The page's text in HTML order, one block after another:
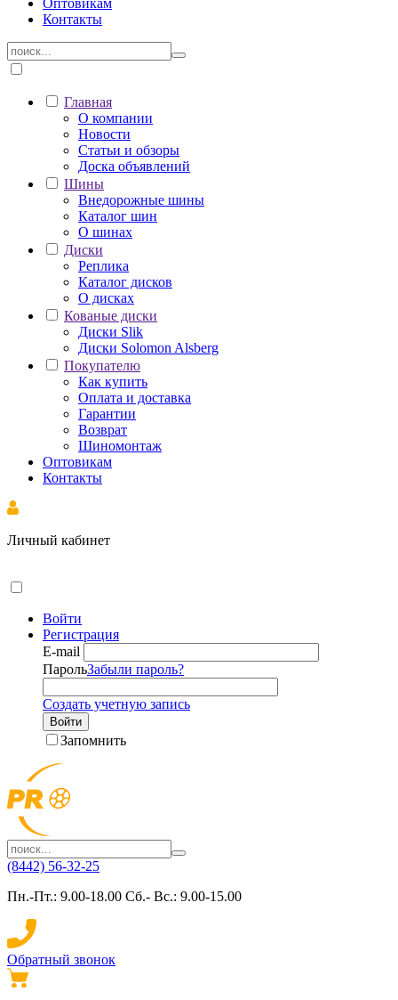
Оптовикам
Контакты
Главная
О компании
Новости
Статьи и обзоры
Доска объявлений
Шины
Внедорожные шины
Каталог шин
О шинах
Диски
Реплика
Каталог дисков
О дисках
Кованые диски
Диски Slik
Диски Solomon Alsberg
Покупателю
Как купить
Оплата и доставка
Гарантии
Возврат
Шиномонтаж
Оптовикам
Контакты
Личный кабинет
Войти
Регистрация
E-mail
ПарольЗабыли пароль?
Создать учетную запись
Войти
Запомнить
(8442) 56-32-25
Пн.-Пт.: 9.00-18.00 Сб.- Вс.: 9.00-15.00
Обратный звонок